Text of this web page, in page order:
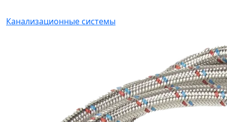
Канализационные системы